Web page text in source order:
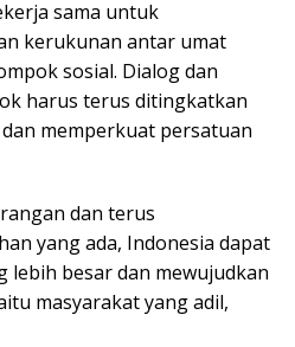
sama untuk
kerukunan antar umat
sosial. Dialog dan
harus terus ditingkatkan
memperkuat persatuan
dan terus
yang ada, Indonesia dapat
lebih besar dan mewujudkan
masyarakat yang adil,